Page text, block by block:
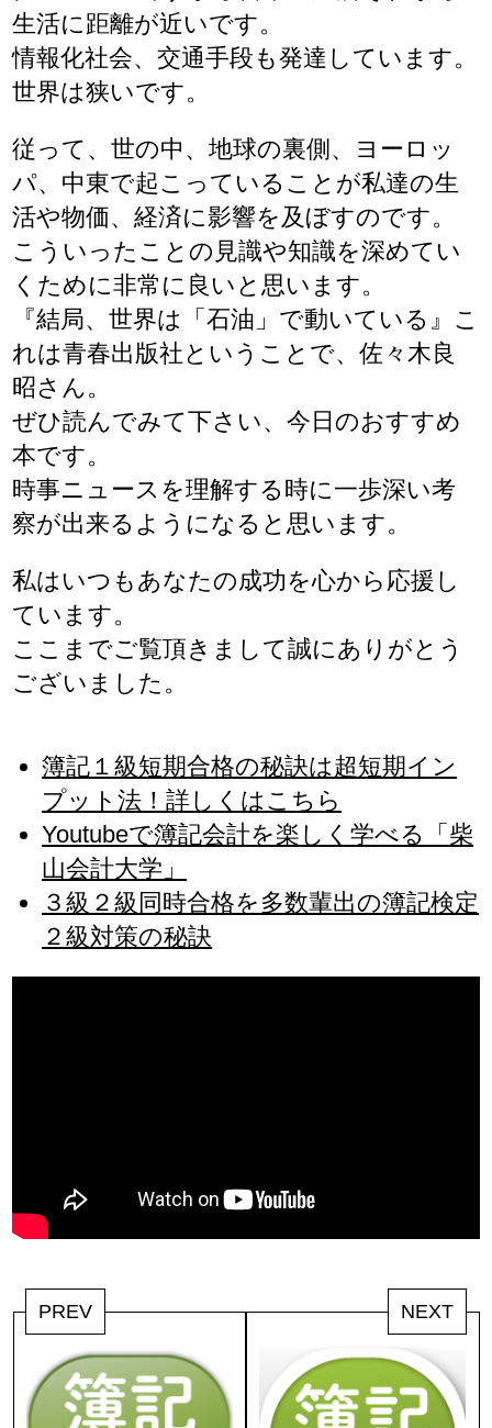
生活に距離が近いです。
情報化社会、交通手段も発達しています。
世界は狭いです。
従って、世の中、地球の裏側、ヨーロッ
パ、中東で起こっていることが私達の生
活や物価、経済に影響を及ぼすのです。
こういったことの見識や知識を深めてい
くために非常に良いと思います。
『結局、世界は「石油」で動いている』こ
れは青春出版社ということで、佐々木良
昭さん。
ぜひ読んでみて下さい、今日のおすすめ
本です。
時事ニュースを理解する時に一歩深い考
察が出来るようになると思います。
私はいつもあなたの成功を心から応援し
ています。
ここまでご覧頂きまして誠にありがとう
ございました。
簿記１級短期合格の秘訣は超短期イン
プット法！詳しくはこちら
Youtubeで簿記会計を楽しく学べる「柴
山会計大学」
３級２級同時合格を多数輩出の簿記検定
２級対策の秘訣
PREV NEXT